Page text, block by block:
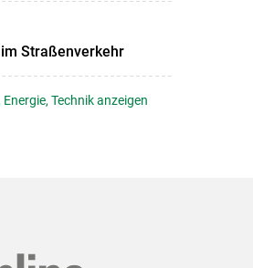
Straßenverkehr
Technik anzeigen